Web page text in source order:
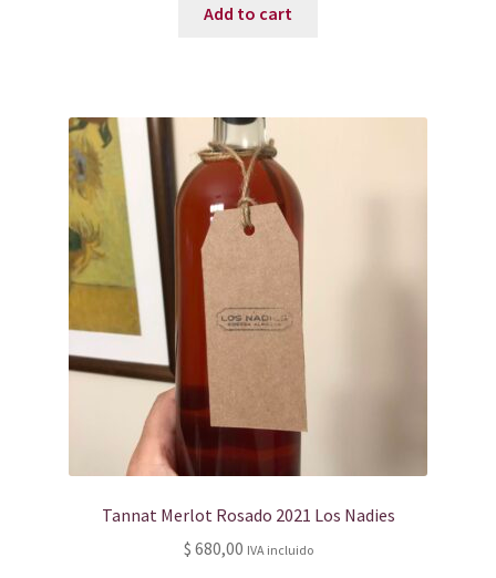
Add to cart
Tannat Merlot Rosado 2021 Los Nadies
$ 680,00 IVA incluido